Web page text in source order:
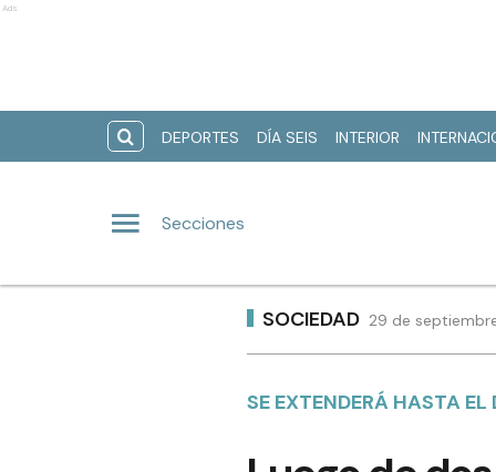
Ads
DEPORTES DÍA SEIS INTERIOR
Secciones
SOCIEDAD 29 de
SE EXTENDERÁ HASTA